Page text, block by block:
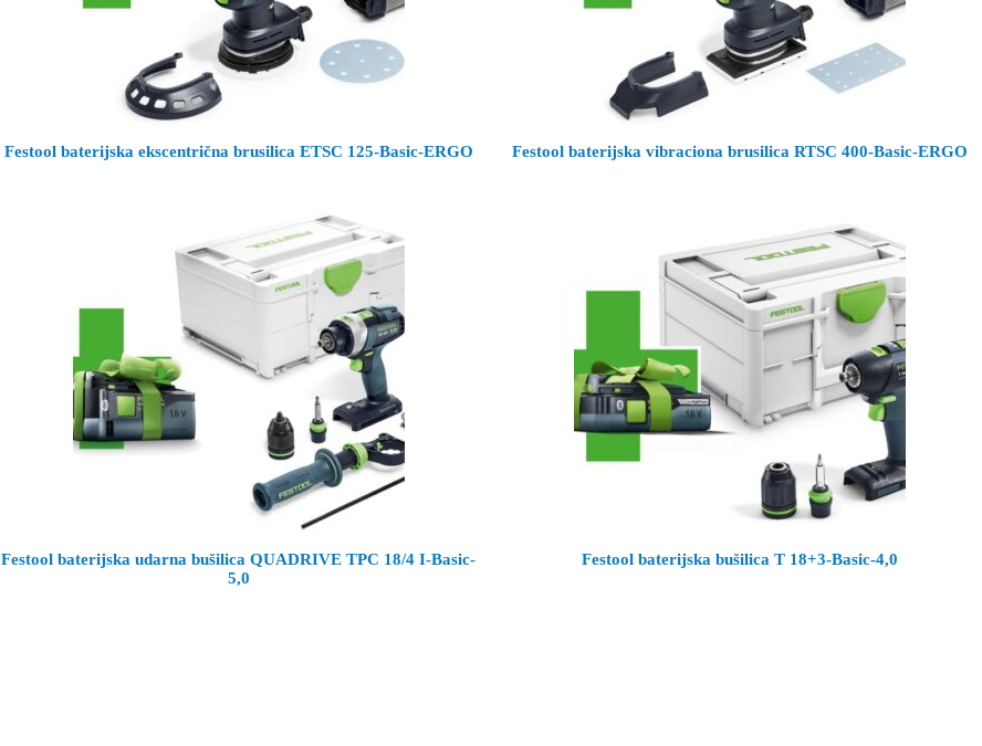
Festool baterijska ekscentrična brusilica ETSC 125-Basic-ERGO Festool baterijska vibraciona brusilica RTSC 400-Basic-ERGO
Festool baterijska udarna bušilica QUADRIVE TPC 18/4 I-Basic-
5,0
Festool baterijska bušilica T 18+3-Basic-4,0